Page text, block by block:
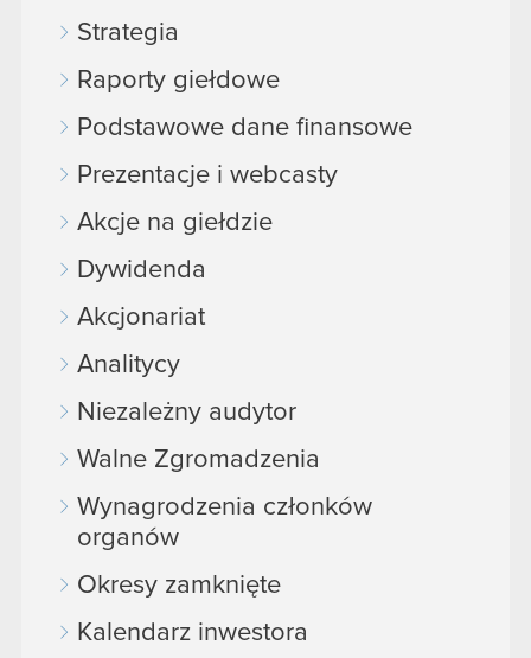
Strategia
Raporty giełdowe
Podstawowe dane finansowe
Prezentacje i webcasty
Akcje na giełdzie
Dywidenda
Akcjonariat
Analitycy
Niezależny audytor
Walne Zgromadzenia
Wynagrodzenia członków
organów
Okresy zamknięte
Kalendarz inwestora